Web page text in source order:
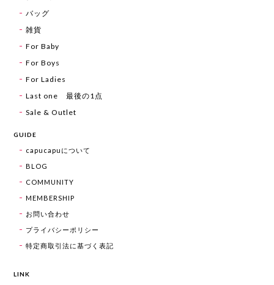
バッグ
雑貨
For Baby
For Boys
For Ladies
Last one 最後の1点
Sale & Outlet
GUIDE
capucapuについて
BLOG
COMMUNITY
MEMBERSHIP
お問い合わせ
プライバシーポリシー
特定商取引法に基づく表記
LINK